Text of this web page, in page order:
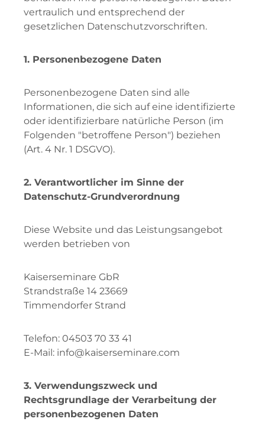
vertraulich und entsprechend der
gesetzlichen Datenschutzvorschriften.
1. Personenbezogene Daten
Personenbezogene Daten sind alle
Informationen, die sich auf eine identifizierte
oder identifizierbare natürliche Person (im
Folgenden "betroffene Person") beziehen
(Art. 4 Nr. 1 DSGVO).
2. Verantwortlicher im Sinne der
Datenschutz-Grundverordnung
Diese Website und das Leistungsangebot
werden betrieben von
Kaiserseminare GbR
Strandstraße 14 23669
Timmendorfer Strand
Telefon: 04503 70 33 41
E-Mail: info@kaiserseminare.com
3. Verwendungszweck und
Rechtsgrundlage der Verarbeitung der
personenbezogenen Daten